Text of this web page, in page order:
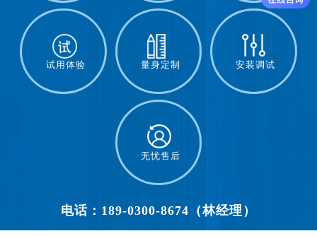
试用体验 量身定制 安装调试
无忧售后
电话：189-0300-8674（林经理）